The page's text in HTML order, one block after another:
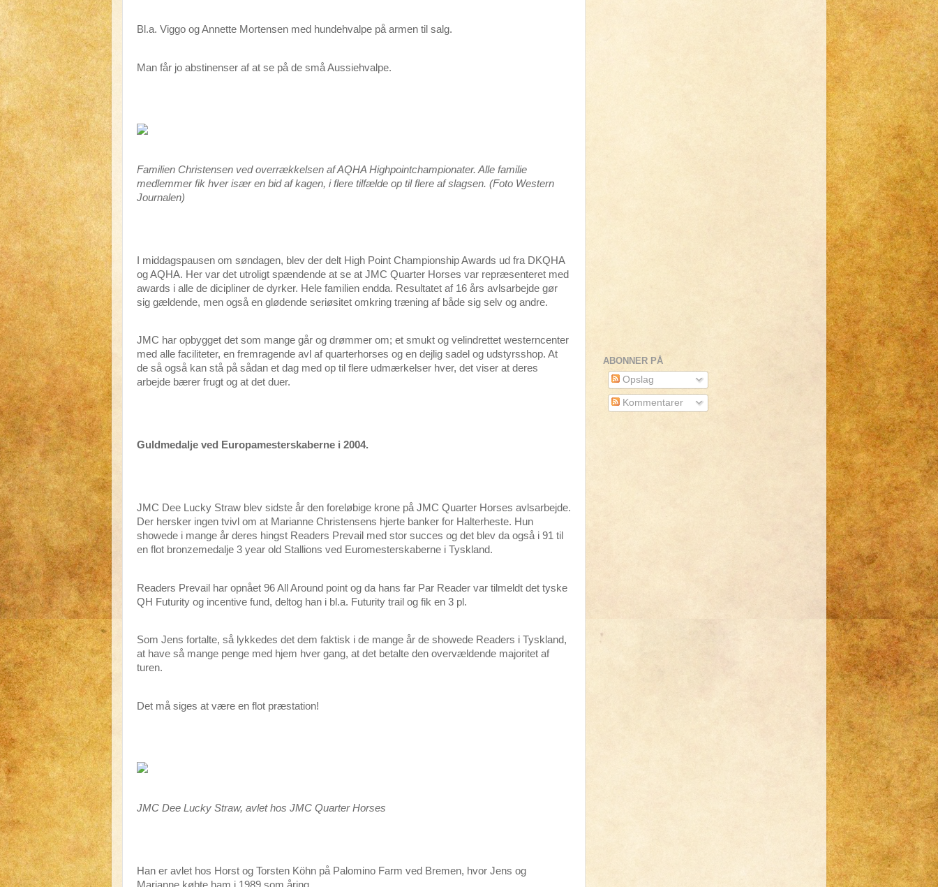
Bl.a. Viggo og Annette Mortensen med hundehvalpe på armen til salg.
Man får jo abstinenser af at se på de små Aussiehvalpe.
Familien Christensen ved overrækkelsen af AQHA Highpointchampionater. Alle familie
medlemmer fik hver især en bid af kagen, i flere tilfælde op til flere af slagsen. (Foto Western
Journalen)
I middagspausen om søndagen, blev der delt High Point Championship Awards ud fra DKQHA
og AQHA. Her var det utroligt spændende at se at JMC Quarter Horses var repræsenteret med
awards i alle de dicipliner de dyrker. Hele familien endda. Resultatet af 16 års avlsarbejde gør
sig gældende, men også en glødende seriøsitet omkring træning af både sig selv og andre.
JMC har opbygget det som mange går og drømmer om; et smukt og velindrettet westerncenter
med alle faciliteter, en fremragende avl af quarterhorses og en dejlig sadel og udstyrsshop. At
de så også kan stå på sådan et dag med op til flere udmærkelser hver, det viser at deres
arbejde bærer frugt og at det duer.
Guldmedalje ved Europamesterskaberne i 2004.
JMC Dee Lucky Straw blev sidste år den foreløbige krone på JMC Quarter Horses avlsarbejde.
Der hersker ingen tvivl om at Marianne Christensens hjerte banker for Halterheste. Hun
showede i mange år deres hingst Readers Prevail med stor succes og det blev da også i 91 til
en flot bronzemedalje 3 year old Stallions ved Euromesterskaberne i Tyskland.
Readers Prevail har opnået 96 All Around point og da hans far Par Reader var tilmeldt det tyske
QH Futurity og incentive fund, deltog han i bl.a. Futurity trail og fik en 3 pl.
Som Jens fortalte, så lykkedes det dem faktisk i de mange år de showede Readers i Tyskland,
at have så mange penge med hjem hver gang, at det betalte den overvældende majoritet af
turen.
Det må siges at være en flot præstation!
JMC Dee Lucky Straw, avlet hos JMC Quarter Horses
Han er avlet hos Horst og Torsten Köhn på Palomino Farm ved Bremen, hvor Jens og
Marianne købte ham i 1989 som åring.
ABONNER PÅ
Opslag
Kommentarer